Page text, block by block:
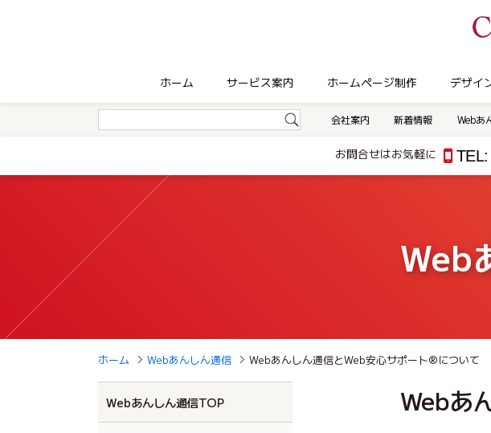
ホーム サービス案内 ホームページ制作 デザイ
会社案内 新着情報 Webあ
お問合せはお気軽に TEL:
Web
ホーム Webあんしん通信 Webあんしん通信とWeb安心サポート®について
Webあ
Webあんしん通信TOP